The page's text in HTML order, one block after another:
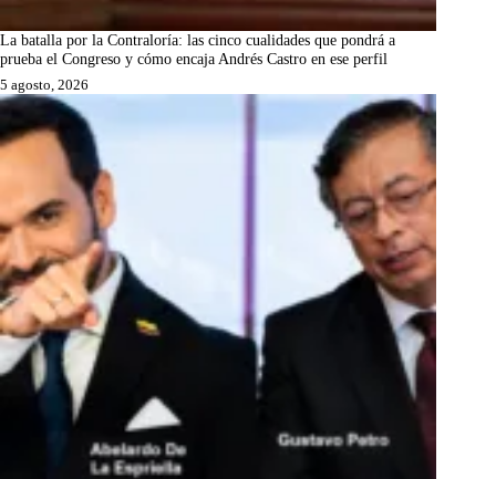
La batalla por la Contraloría: las cinco cualidades que pondrá a
prueba el Congreso y cómo encaja Andrés Castro en ese perfil
5 agosto, 2026